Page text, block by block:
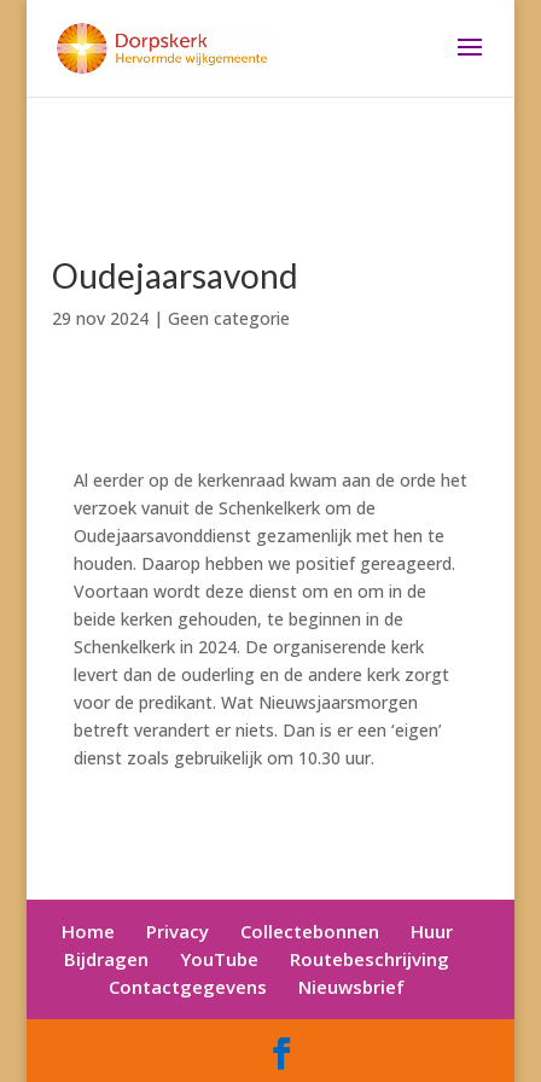
Oudejaarsavond
29 nov 2024| Geen categorie
Al eerder op de kerkenraad kwam aan de orde het
verzoek vanuit de Schenkelkerk om de
Oudejaarsavonddienst gezamenlijk met hen te
houden. Daarop hebben we positief gereageerd.
Voortaan wordt deze dienst om en om in de
beide kerken gehouden, te beginnen in de
Schenkelkerk in 2024. De organiserende kerk
levert dan de ouderling en de andere kerk zorgt
voor de predikant. Wat Nieuwsjaarsmorgen
betreft verandert er niets. Dan is er een ‘eigen’
dienst zoals gebruikelijk om 10.30 uur.
Home Privacy Collectebonnen
Huur
Bijdragen
YouTube
Routebeschrijving
Contactgegevens
Nieuwsbrief